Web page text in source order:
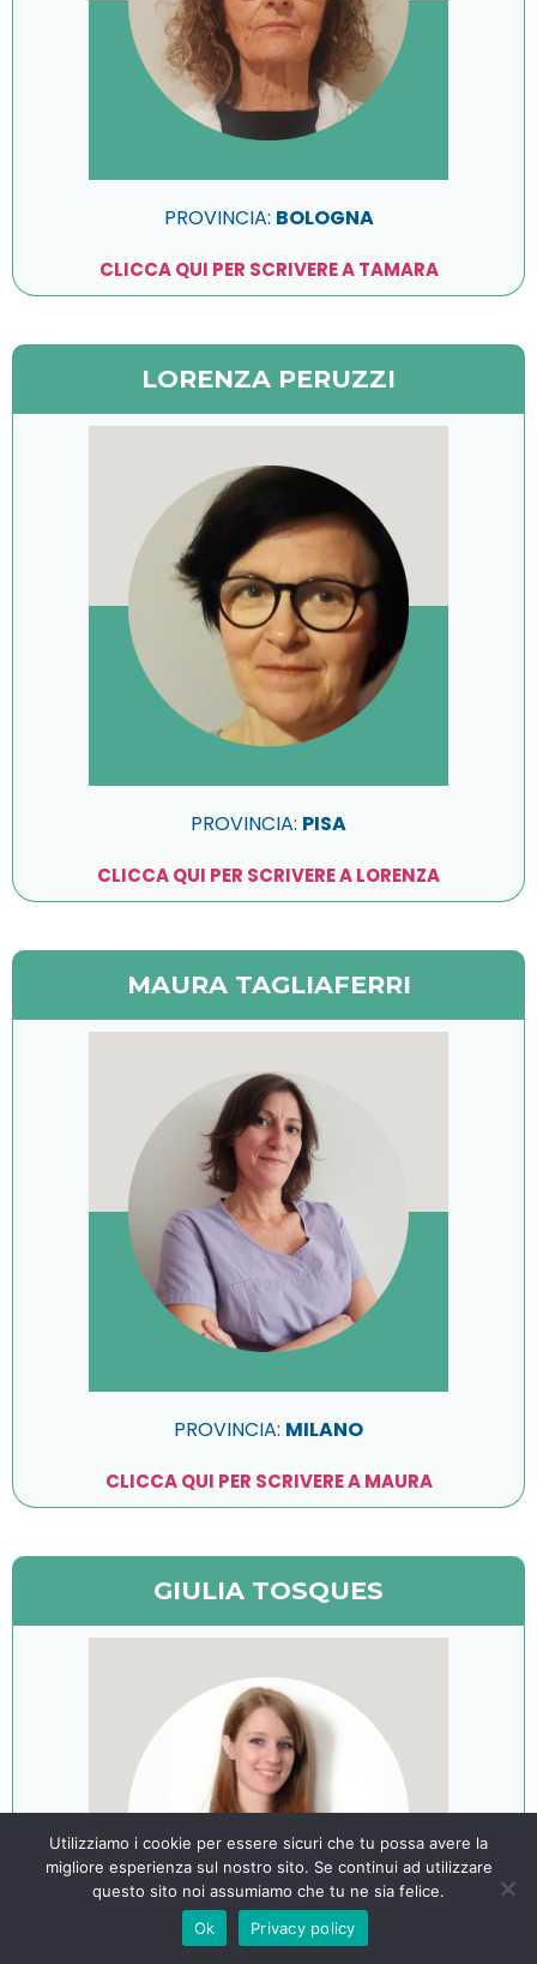
PROVINCIA: BOLOGNA
CLICCA QUI PER SCRIVERE A TAMARA
LORENZA PERUZZI
PROVINCIA: PISA
CLICCA QUI PER SCRIVERE A LORENZA
MAURA TAGLIAFERRI
PROVINCIA: MILANO
CLICCA QUI PER SCRIVERE A MAURA
GIULIA TOSQUES
Utilizziamo i cookie per essere sicuri che tu possa avere la
migliore esperienza sul nostro sito. Se continui ad utilizzare
questo sito noi assumiamo che tu ne sia felice.
Ok
Privacy policy